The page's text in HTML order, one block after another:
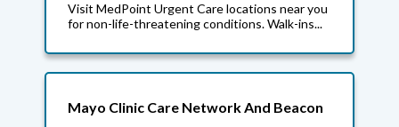
Visit MedPoint Urgent Care locations near you
for non-life-threatening conditions. Walk-ins...
Mayo Clinic Care Network And Beacon